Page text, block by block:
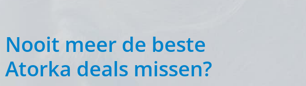
Nooit meer de beste
Atorka deals missen?